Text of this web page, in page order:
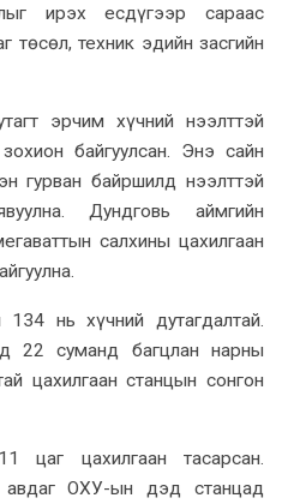
ирэх есдүгээр сараас
төсөл, техник эдийн засгийн
эрчим хүчний нээлттэй
байгуулсан. Энэ сайн
гурван байршилд нээлттэй
Дундговь аймгийн
салхины цахилгаан
нь хүчний дутагдалтай.
22 суманд багцлан нарны
цахилгаан станцын сонгон
цаг цахилгаан тасарсан.
авдаг ОХУ-ын дэд станцад